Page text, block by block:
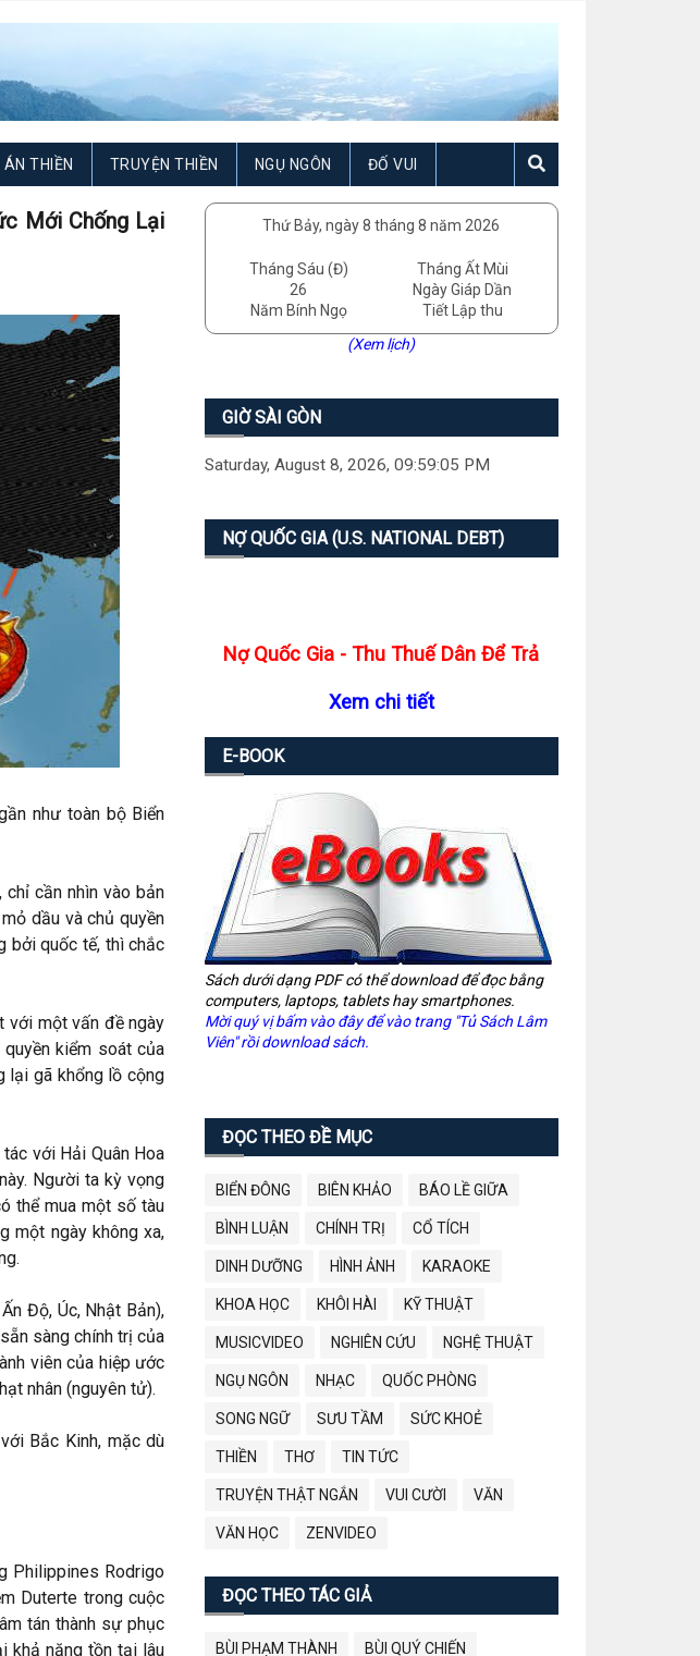
THIỀN TRUYỆN THIỀN NGỤ NGÔN ĐỐ VUI
Mới Chống Lại
như toàn bộ Biển
chỉ cần nhìn vào bản
dầu và chủ quyền
bởi quốc tế, thì chắc
với một vấn đề ngày
kiểm soát của
lại gã khổng lồ cộng
với Hải Quân Hoa
Người ta kỳ vọng
thể mua một số tàu
một ngày không xa,
Độ, Úc, Nhật Bản),
sàng chính trị của
viên của hiệp ước
nhân (nguyên tử).
Bắc Kinh, mặc dù
Philippines Rodrigo
Duterte trong cuộc
tán thành sự phục
khả năng tồn tại lâu
Thứ Bảy, ngày 8 tháng 8 năm 2026
Tháng Sáu (Đ)
26
Năm Bính Ngọ
Tháng Ất Mùi
Ngày Giáp Dần
Tiết Lập thu
(Xem lịch)
GIỜ SÀI GÒN
Saturday, August 8, 2026, 09:59:06 PM
NỢ QUỐC GIA (U.S. NATIONAL DEBT)
Nợ Quốc Gia - Thu Thuế Dân Để Trả
Xem chi tiết
E-BOOK
Sách dưới dạng PDF có thể download để đọc bằng
computers, laptops, tablets hay smartphones.
Mời quý vị bấm vào đây để vào trang "Tủ Sách Lâm
Viên" rồi download sách.
ĐỌC THEO ĐỀ MỤC
BIỂN ĐÔNG BIÊN KHẢO BÁO LỀ GIỮA
BÌNH LUẬN CHÍNH TRỊ CỔ TÍCH
DINH DƯỠNG HÌNH ẢNH KARAOKE
KHOA HỌC KHÔI HÀI KỸ THUẬT
MUSICVIDEO NGHIÊN CỨU NGHỆ THUẬT
NGỤ NGÔN NHẠC QUỐC PHÒNG
SONG NGỮ SƯU TẦM SỨC KHOẺ
THIỀN THƠ TIN TỨC
TRUYỆN THẬT NGẮN VUI CƯỜI VĂN
VĂN HỌC ZENVIDEO
ĐỌC THEO TÁC GIẢ
BÙI PHẠM THÀNH BÙI QUÝ CHIẾN